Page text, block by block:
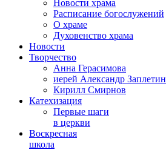
Новости храма
Расписание богослужений
О храме
Духовенство храма
Новости
Творчество
Анна Герасимова
иерей Александр Заплетин
Кирилл Смирнов
Катехизация
Первые шаги
в церкви
Воскресная
школа